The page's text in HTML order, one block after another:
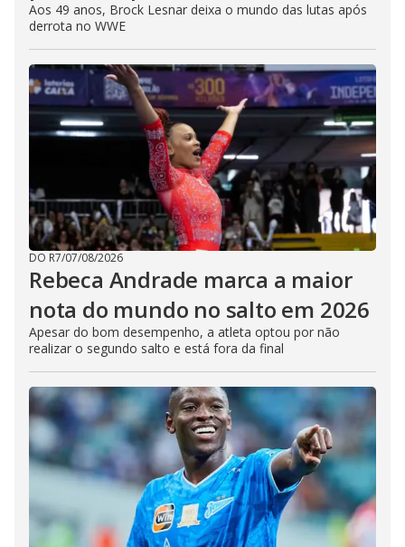
Aos 49 anos, Brock Lesnar deixa o mundo das lutas após
derrota no WWE
DO R7/07/08/2026
Rebeca Andrade marca a maior
nota do mundo no salto em 2026
Apesar do bom desempenho, a atleta optou por não
realizar o segundo salto e está fora da final